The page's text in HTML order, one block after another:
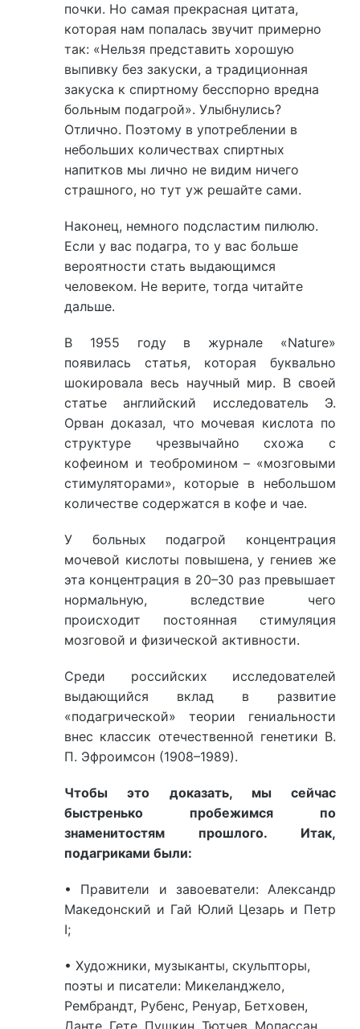
почки. Но самая прекрасная цитата,
которая нам попалась звучит примерно
так: «Нельзя представить хорошую
выпивку без закуски, а традиционная
закуска к спиртному бесспорно вредна
больным подагрой». Улыбнулись?
Отлично. Поэтому в употреблении в
небольших количествах спиртных
напитков мы лично не видим ничего
страшного, но тут уж решайте сами.
Наконец, немного подсластим пилюлю.
Если у вас подагра, то у вас больше
вероятности стать выдающимся
человеком. Не верите, тогда читайте
дальше.
В 1955 году в журнале «Nature»
появилась статья, которая буквально
шокировала весь научный мир. В своей
статье английский исследователь Э.
Орван доказал, что мочевая кислота по
структуре чрезвычайно схожа с
кофеином и теобромином – «мозговыми
стимуляторами», которые в небольшом
количестве содержатся в кофе и чае.
У больных подагрой концентрация
мочевой кислоты повышена, у гениев же
эта концентрация в 20–30 раз превышает
нормальную, вследствие чего
происходит постоянная стимуляция
мозговой и физической активности.
Среди российских исследователей
выдающийся вклад в развитие
«подагрической» теории гениальности
внес классик отечественной генетики В.
П. Эфроимсон (1908–1989).
Чтобы это доказать, мы сейчас
быстренько пробежимся по
знаменитостям прошлого. Итак,
подагриками были:
• Правители и завоеватели: Александр
Македонский и Гай Юлий Цезарь и Петр
I;
• Художники, музыканты, скульпторы,
поэты и писатели: Микеланджело,
Рембрандт, Рубенс, Ренуар, Бетховен,